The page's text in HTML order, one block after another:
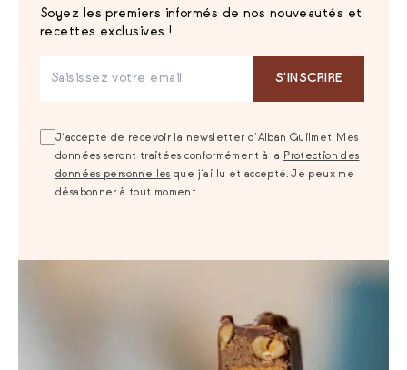
Soyez les premiers informés de nos nouveautés et
recettes exclusives !
S‘INSCRIRE
J‘accepte de recevoir la newsletter d’Alban Guilmet. Mes
données seront traitées conformément à la Protection des
données personnelles que j‘ai lu et accepté. Je peux me
désabonner à tout moment..